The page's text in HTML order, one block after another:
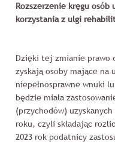
Rozszerzenie kręgu osób
korzystania z ulgi
Dzięki tej zmianie
zyskają osoby mające na
niepełnosprawne wnuki
będzie miała
(przychodów)
roku, czyli składając
2023 rok podatnicy